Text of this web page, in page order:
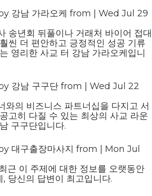
강남 가라오케 from
Wed Jul 29
송년회 뒤풀이나 거래처 바이어 접대
씬 더 편안하고 긍정적인 성공 기류
영리한 사교 터 강남 가라오케입니
강남 구구단 from
Wed Jul 22
와의 비즈니스 파트너십을 다지고 서
고히 다질 수 있는 최상의 사교 라운
구구단입니다.
대구출장마사지 from
Mon Jul
근 이 주제에 대한 정보를 오랫동안
, 당신의 답변이 최고입니다.